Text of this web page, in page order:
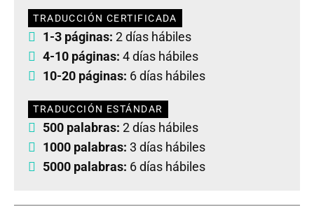
TRADUCCIÓN CERTIFICADA
1-3 páginas: 2 días hábiles
4-10 páginas: 4 días hábiles
10-20 páginas: 6 días hábiles
TRADUCCIÓN ESTÁNDAR
500 palabras: 2 días hábiles
1000 palabras: 3 días hábiles
5000 palabras: 6 días hábiles